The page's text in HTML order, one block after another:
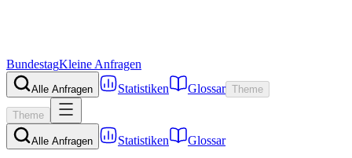
BundestagKleine Anfragen
Alle Anfragen Statistiken Glossar Theme
Theme
Alle Anfragen Statistiken Glossar